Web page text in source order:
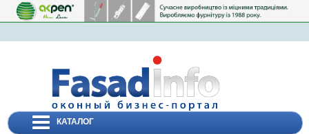
КАТАЛОГ